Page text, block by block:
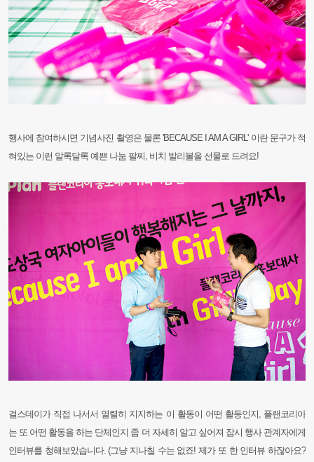
행사에 참여하시면 기념사진 촬영은 물론 'BECAUSE I AM A GIRL' 이란 문구가 적
혀있는 이런 알록달록 예쁜 나눔 팔찌, 비치 발리볼을 선물로 드려요!
걸스데이가 직접 나서서 열렬히 지지하는 이 활동이 어떤 활동인지, 플랜코리아
는 또 어떤 활동을 하는 단체인지 좀 더 자세히 알고 싶어져 잠시 행사 관계자에게
인터뷰를 청해보았습니다. (그냥 지나칠 수는 없죠! 제가 또 한 인터뷰 하잖아요?